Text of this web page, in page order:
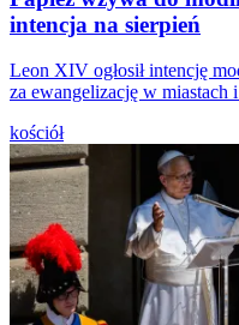
intencja na sierpień
Leon XIV ogłosił intencję
za ewangelizację w miastach
kościół